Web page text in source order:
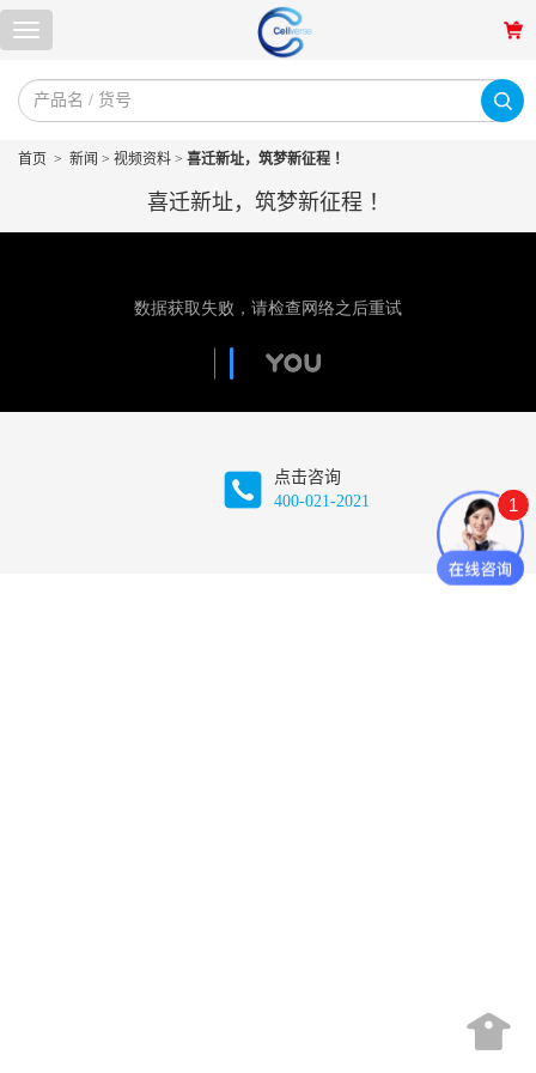
首页 > 新闻 > 视频资料 > 喜迁新址，筑梦新征程 ！
喜迁新址，筑梦新征程 ！
点击咨询
400-021-2021
1